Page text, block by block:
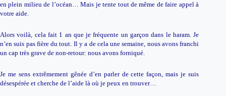
en plein milieu de l’océan… Mais je tente tout de même de faire appel à
votre aide.
Alors voilà, cela fait 1 an que je fréquente un garçon dans le haram. Je
n’en suis pas fière du tout. Il y a de cela une semaine, nous avons franchi
un cap très grave de non-retour: nous avons forniqué.
Je me sens extrêmement gênée d’en parler de cette façon, mais je suis
désespérée et cherche de l’aide là où je peux en trouver…